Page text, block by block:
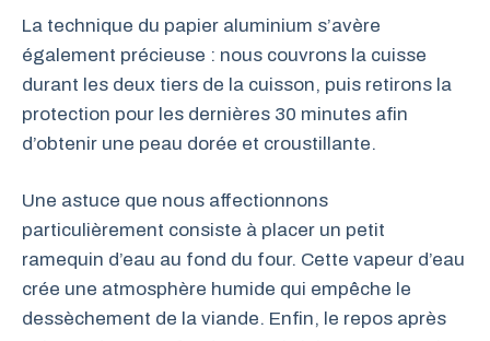
La technique du papier aluminium s’avère
également précieuse : nous couvrons la cuisse
durant les deux tiers de la cuisson, puis retirons la
protection pour les dernières 30 minutes afin
d’obtenir une peau dorée et croustillante.
Une astuce que nous affectionnons
particulièrement consiste à placer un petit
ramequin d’eau au fond du four. Cette vapeur d’eau
crée une atmosphère humide qui empêche le
dessèchement de la viande. Enfin, le repos après